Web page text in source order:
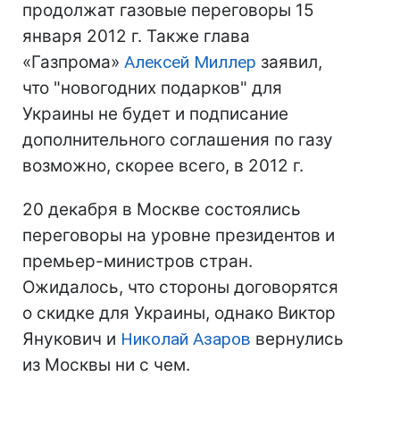
продолжат газовые переговоры 15
января 2012 г. Также глава
«Газпрома» Алексей Миллер заявил,
что "новогодних подарков" для
Украины не будет и подписание
дополнительного соглашения по газу
возможно, скорее всего, в 2012 г.
20 декабря в Москве состоялись
переговоры на уровне президентов и
премьер-министров стран.
Ожидалось, что стороны договорятся
о скидке для Украины, однако Виктор
Янукович и Николай Азаров вернулись
из Москвы ни с чем.